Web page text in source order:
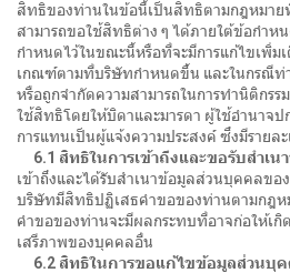
สิทธิของท่านในข้อนี้เป็นสิทธิตามกฎหมาย
สามารถขอใช้สิทธิต่าง ๆ ได้ภายใต้ข้อกำ
กำหนดไว้ในขณะนี้หรือที่จะมีการแก้ไขเพิ่
เกณฑ์ตามที่บริษัทกำหนดขึ้น และในกรณีท่
หรือถูกจำกัดความสามารถในการทำนิติกร
ใช้สิทธิโดยให้บิดาและมารดา ผู้ใช้อำนาจป
การแทนเป็นผู้แจ้งความประสงค์ ซึ่งมีรายล
6.1 สิทธิในการเข้าถึงและขอรับสำเ
เข้าถึงและได้รับสำเนาข้อมูลส่วนบุคคลข
บริษัทมีสิทธิปฏิเสธคำขอของท่านตามกฎห
คำขอของท่านจะมีผลกระทบที่อาจก่อให้เ
เสรีภาพของบุคคลอื่น
6.2 สิทธิในการขอแก้ไขข้อมูลส่วนบุ